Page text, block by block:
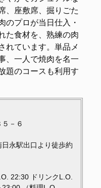
、座敷席、掘りごた
のプロが当日仕入・
た食材を、熟練の肉
れています。単品メ
、一人で焼肉を名一
題のコースも利用す
－６
永駅出口より徒歩約
22:30 ドリンクL.O.